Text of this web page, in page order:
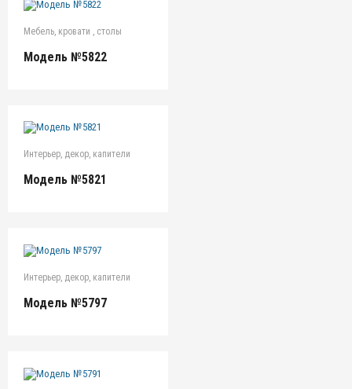
Мебель, кровати , столы
Модель №5822
Интерьер, декор, капители
Модель №5821
Интерьер, декор, капители
Модель №5797